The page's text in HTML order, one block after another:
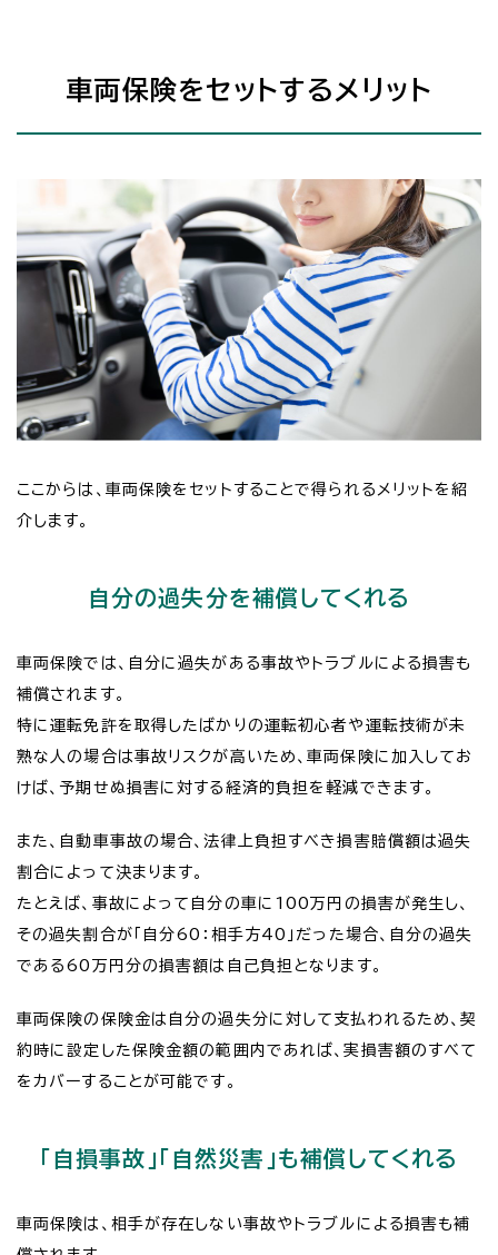
車両保険をセットするメリット
ここからは、車両保険をセットすることで得られるメリットを紹
介します。
自分の過失分を補償してくれる
車両保険では、自分に過失がある事故やトラブルによる損害も
補償されます。
特に運転免許を取得したばかりの運転初心者や運転技術が未
熟な人の場合は事故リスクが高いため、車両保険に加入してお
けば、予期せぬ損害に対する経済的負担を軽減できます。
また、自動車事故の場合、法律上負担すべき損害賠償額は過失
割合によって決まります。
たとえば、事故によって自分の車に100万円の損害が発生し、
その過失割合が「自分60：相手方40」だった場合、自分の過失
である60万円分の損害額は自己負担となります。
車両保険の保険金は自分の過失分に対して支払われるため、契
約時に設定した保険金額の範囲内であれば、実損害額のすべて
をカバーすることが可能です。
「自損事故」「自然災害」も補償してくれる
車両保険は、相手が存在しない事故やトラブルによる損害も補